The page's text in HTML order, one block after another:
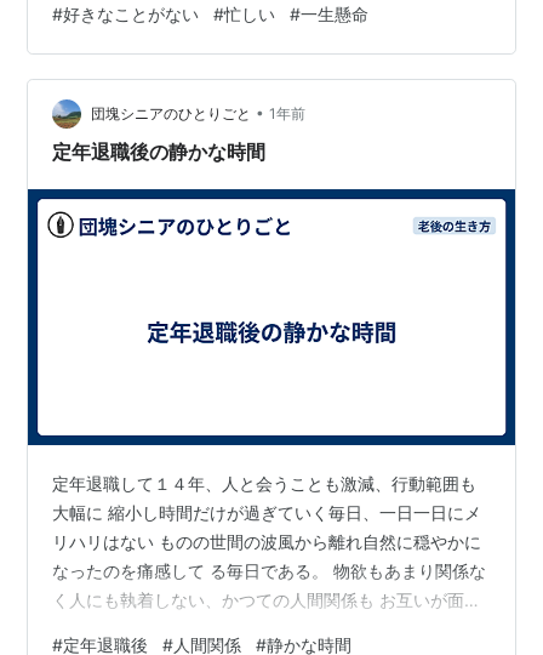
は 勘弁してほしかった 好きな歌手の歌も とうに聞かな
くなり 映画やドラマもみなくなった 必死で家族とのきず
なを つないでおくのが精一杯だった ここまで聞いて泣け
てきました ああ、大変だったんだなぁ 自分の心は置いて
けぼりで…
#好きなことがない #忙しい #一生懸命
団塊シニアのひとりごと • 1年前
定年退職後の静かな時間
定年退職して１４年、人と会うことも激減、行動範囲も
大幅に 縮小し時間だけが過ぎていく毎日、一日一日にメ
リハリはない ものの世間の波風から離れ自然に穏やかに
なったのを痛感して る毎日である。 物欲もあまり関係な
く人にも執着しない、かつての人間関係も お互いが面倒
#定年退職後 #人間関係 #静かな時間